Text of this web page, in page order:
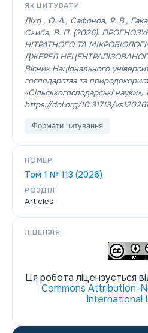
ЯК ЦИТУВАТИ
Ліхо , О. А., Сафонов, Р. В.,
Скиба, В. П. (2026).
НІТРАТНОГО ТА
ДЖЕРЕЛ
Вісник Національного
господарства та
«Сільськогосподарські науки», 1
https://doi.org/10.31713/
Формати цитування
НОМЕР
Том 1 № 113 (2026)
РОЗДІЛ
Articles
ЛІЦЕНЗІЯ
Ця робота ліцензується
Commons Attribution-
International